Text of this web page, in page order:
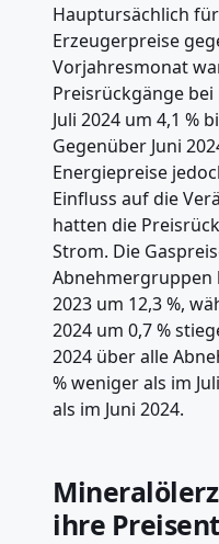
Hauptursächlich
Erzeugerpreise
Vorjahresmonat
Preisrückgänge
Juli 2024 um 4,1 %
Gegenüber Juni
Energiepreise
Einfluss auf die
hatten die
Strom. Die
Abnehmergruppen
2023 um 12,3 %,
2024 um 0,7 %
2024 über alle
% weniger als im
als im Juni 2024.
ihre